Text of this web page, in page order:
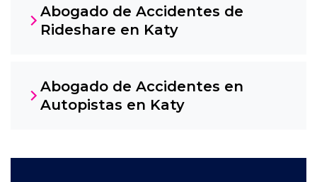
Abogado de Accidentes de
Rideshare en Katy
Abogado de Accidentes en
Autopistas en Katy